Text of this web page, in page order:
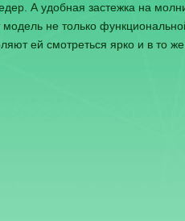
А удобная застежка на
не только
ей смотреться ярко и в то же